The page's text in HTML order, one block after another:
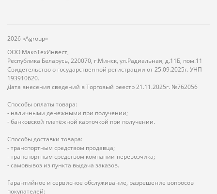
2026 «Agroup»
ООО МакоТехИнвест,
Республика Беларусь, 220070, г.Минск, ул.Радиальная, д.11Б, пом.11
Свидетельство о государственной регистрации от 25.09.2025г. УНП
193910620.
Дата внесения сведений в Торговый реестр 21.11.2025г. №762056
Способы оплаты товара:
- наличными денежными при получении;
- банковской платёжной карточкой при получении.
Способы доставки товара:
- транспортным средством продавца;
- транспортным средством компании-перевозчика;
- самовывоз из пункта выдача заказов.
Гарантийное и сервисное обслуживание, разрешение вопросов
покупателей: